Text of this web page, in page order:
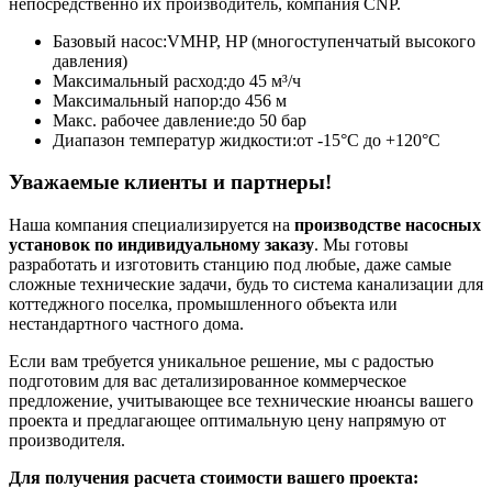
Базовый насос:VMHP, HP (многоступенчатый высокого
давления)
Максимальный расход:до 45 м³/ч
Максимальный напор:до 456 м
Макс. рабочее давление:до 50 бар
Диапазон температур жидкости:от -15°С до +120°С
Уважаемые клиенты и партнеры!
Наша компания специализируется на производстве насосных
установок по индивидуальному заказу. Мы готовы
разработать и изготовить станцию под любые, даже самые
сложные технические задачи, будь то система канализации для
коттеджного поселка, промышленного объекта или
нестандартного частного дома.
Если вам требуется уникальное решение, мы с радостью
подготовим для вас детализированное коммерческое
предложение, учитывающее все технические нюансы вашего
проекта и предлагающее оптимальную цену напрямую от
производителя.
Для получения расчета стоимости вашего проекта: